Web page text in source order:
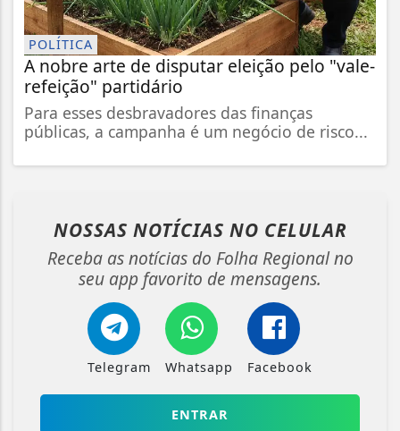
POLÍTICA
A nobre arte de disputar eleição pelo "vale-
refeição" partidário
Para esses desbravadores das finanças
públicas, a campanha é um negócio de risco...
NOSSAS NOTÍCIAS NO CELULAR
Receba as notícias do Folha Regional no
seu app favorito de mensagens.
Telegram Whatsapp Facebook
ENTRAR